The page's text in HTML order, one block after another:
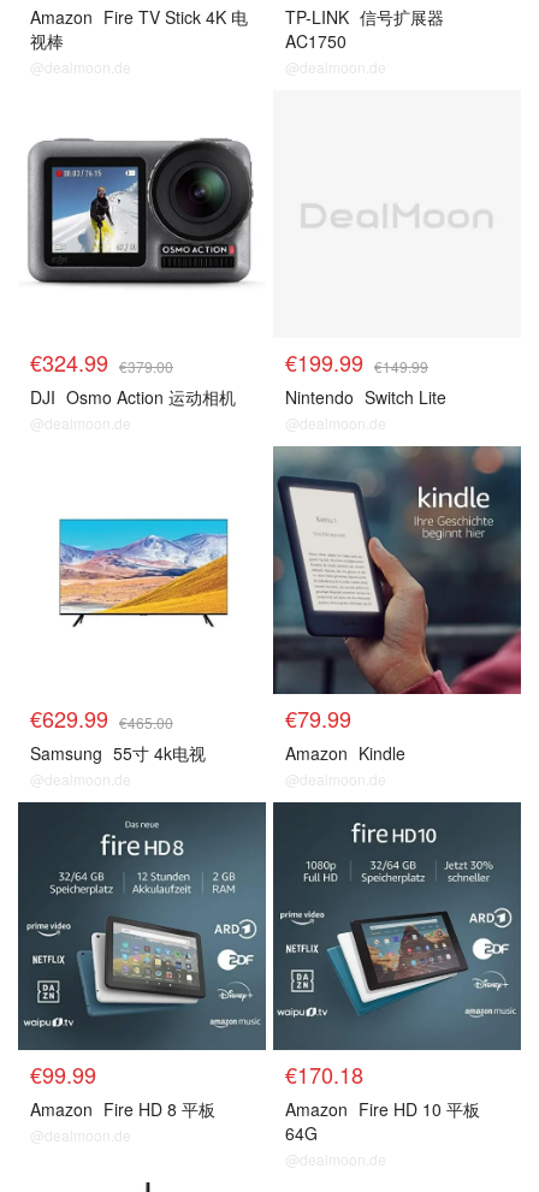
Amazon Fire TV Stick 4K 电
视棒
@dealmoon.de
TP-LINK 信号扩展器
AC1750
@dealmoon.de
€324.99 €379.00
DJI Osmo Action 运动相机
@dealmoon.de
€199.99 €149.99
Nintendo Switch Lite
@dealmoon.de
€629.99 €465.00
Samsung 55寸 4k电视
@dealmoon.de
预测
€79.99
Amazon Kindle
@dealmoon.de
€99.99
Amazon Fire HD 8 平板
@dealmoon.de
€170.18
Amazon Fire HD 10 平板
64G
@dealmoon.de